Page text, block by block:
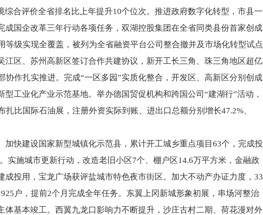
综合评价全省排名比上年提升10个位次。推进政府数字化转型，市县一
成国企改革三年行动各项任务，双湖控股集团在全省同类县份首家创成
等级实现全覆盖，被列为全省融资平台公司整合撤并及市场化转型试点
江区、苏州高新区签订合作共建协议，新开工长三角、珠三角地区超亿
协作扎实推进。完成“一区多园”实质化整合，开发区、高新区分别创成
工业化产业示范基地。举办德国贸促机构和跨国公司“建湖行”活动，
比国际石油展，注册外资实际到账、进出口总额分别增长47.2%、
加快建设国家新型城镇化示范县，累计开工城乡重点项目63个，完成投
实施城市更新行动，改造老旧小区7个、棚户区14.6万平方米，金融政
成投用，宝龙广场获评盐城市特色夜市街区。加大不动产办证力度，33
户，提前2个月完成全年任务。东翼上冈新城形象初展，串场河整治
体基本竣工。西翼九龙口影响力不断提升，沙庄古村二期、荷花漫对外